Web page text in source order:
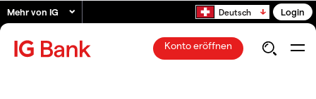
Mehr von IG Deutsch Login
Konto eröffnen